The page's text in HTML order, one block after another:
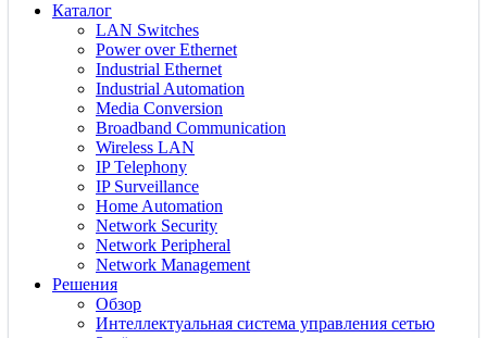
Каталог
LAN Switches
Power over Ethernet
Industrial Ethernet
Industrial Automation
Media Conversion
Broadband Communication
Wireless LAN
IP Telephony
IP Surveillance
Home Automation
Network Security
Network Peripheral
Network Management
Решения
Обзор
Интеллектуальная система управления сетью